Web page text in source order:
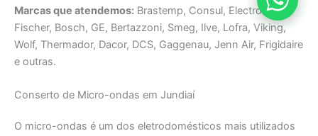
Marcas que atendemos: Brastemp, Consul, Electrolux,
Fischer, Bosch, GE, Bertazzoni, Smeg, Ilve, Lofra, Viking,
Wolf, Thermador, Dacor, DCS, Gaggenau, Jenn Air, Frigidaire
e outras.
Conserto de Micro-ondas em Jundiaí
O micro-ondas é um dos eletrodomésticos mais utilizados